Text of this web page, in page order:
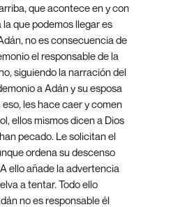
que acontece en y con
que podemos llegar es
no es consecuencia de
el responsable de la
siguiendo la narración del
a Adán y su esposa
les hace caer y comen
ellos mismos dicen a Dios
pecado. Le solicitan el
ordena su descenso
ello añade la advertencia
a tentar. Todo ello
no es responsable él